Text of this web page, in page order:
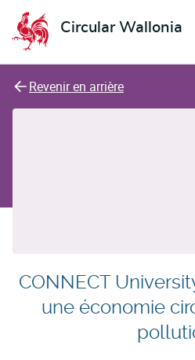
Circular Wallonia
L'économie circulaire
Revenir en arrière
CONNECT
une économie